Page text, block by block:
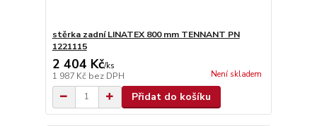
stěrka zadní LINATEX 800 mm TENNANT PN
1221115
2 404 Kč/ks
1 987 Kč bez DPH Není skladem
Přidat do košíku